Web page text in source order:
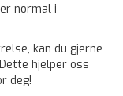
normal i
kan du gjerne
hjelper oss
deg!